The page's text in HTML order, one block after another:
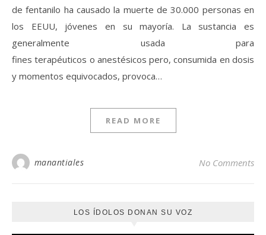
de fentanilo ha causado la muerte de 30.000 personas en
los EEUU, jóvenes en su mayoría. La sustancia es
generalmente usada para
fines terapéuticos o anestésicos pero, consumida en dosis
y momentos equivocados, provoca…
READ MORE
manantiales No Comments
LOS ÍDOLOS DONAN SU VOZ